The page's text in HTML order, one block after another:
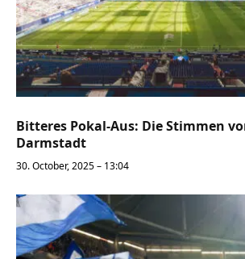
Bitteres Pokal-Aus: Die Stimmen
Darmstadt
30. October, 2025 – 13:04